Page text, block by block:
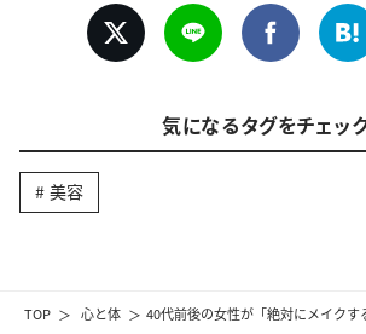
TOP 心と体 40代前後の女性が「絶対にメイクす
気になるタグをチェック
美容